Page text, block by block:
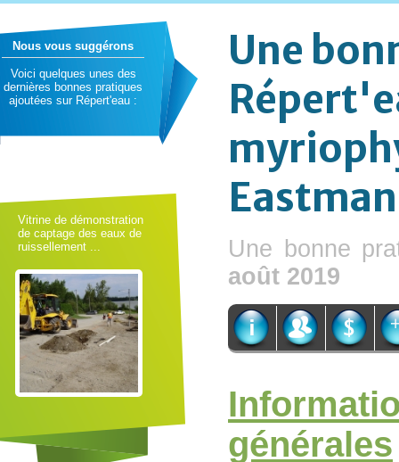
Nous vous suggérons
Voici quelques unes des
dernières bonnes pratiques
ajoutées sur Répert'eau :
Vitrine de démonstration
de captage des eaux de
ruissellement ...
Une
Eastman
Une bonne
août 2019
générales